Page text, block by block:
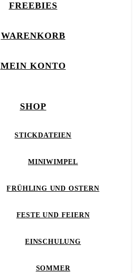
FREEBIES
WARENKORB
MEIN KONTO
SHOP
STICKDATEIEN
MINIWIMPEL
FRÜHLING UND OSTERN
FESTE UND FEIERN
EINSCHULUNG
SOMMER